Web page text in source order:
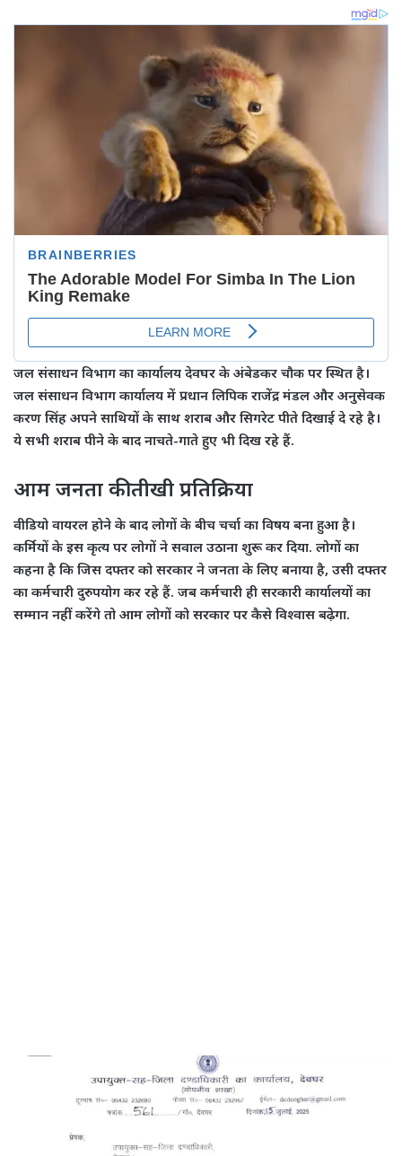
जल संसाधन विभाग का कार्यालय देवघर के अंबेडकर चौक पर स्थित है।
जल संसाधन विभाग कार्यालय में प्रधान लिपिक राजेंद्र मंडल और अनुसेवक
करण सिंह अपने साथियों के साथ शराब और सिगरेट पीते दिखाई दे रहे है।
ये सभी शराब पीने के बाद नाचते-गाते हुए भी दिख रहे हैं.
आम जनता की तीखी प्रतिक्रिया
वीडियो वायरल होने के बाद लोगों के बीच चर्चा का विषय बना हुआ है।
कर्मियों के इस कृत्य पर लोगों ने सवाल उठाना शुरू कर दिया. लोगों का
कहना है कि जिस दफ्तर को सरकार ने जनता के लिए बनाया है, उसी दफ्तर
का कर्मचारी दुरुपयोग कर रहे हैं. जब कर्मचारी ही सरकारी कार्यालयों का
सम्मान नहीं करेंगे तो आम लोगों को सरकार पर कैसे विश्वास बढ़ेगा.